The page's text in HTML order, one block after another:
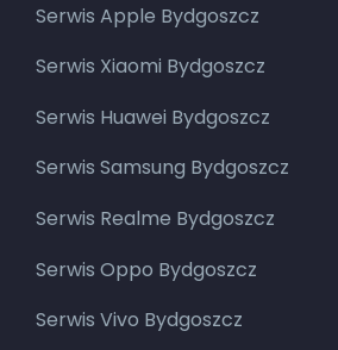
Serwis Apple Bydgoszcz
Serwis Xiaomi Bydgoszcz
Serwis Huawei Bydgoszcz
Serwis Samsung Bydgoszcz
Serwis Realme Bydgoszcz
Serwis Oppo Bydgoszcz
Serwis Vivo Bydgoszcz